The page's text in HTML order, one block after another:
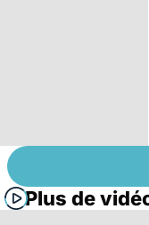
Plus de